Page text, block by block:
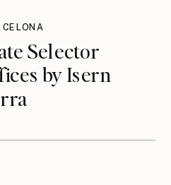
Selector
by Isern